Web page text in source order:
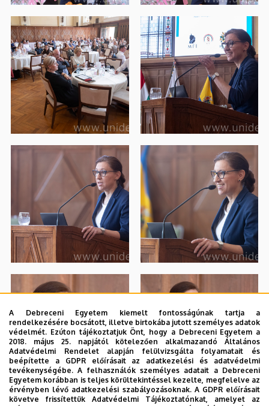
A Debreceni Egyetem kiemelt fontosságúnak tartja a
rendelkezésére bocsátott, illetve birtokába jutott személyes adatok
védelmét. Ezúton tájékoztatjuk Önt, hogy a Debreceni Egyetem a
2018. május 25. napjától kötelezően alkalmazandó Általános
Adatvédelmi Rendelet alapján felülvizsgálta folyamatait és
beépítette a GDPR előírásait az adatkezelési és adatvédelmi
tevékenységébe. A felhasználók személyes adatait a Debreceni
Egyetem korábban is teljes körültekintéssel kezelte, megfelelve az
érvényben lévő adatkezelési szabályozásoknak. A GDPR előírásait
követve frissítettük Adatvédelmi Tájékoztatónkat, amelyet az